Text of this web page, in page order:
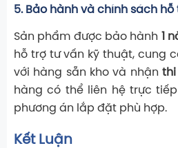
5. Bảo hành và chính sách hỗ
Sản phẩm được bảo hành 1
hỗ trợ tư vấn kỹ thuật, cung
với hàng sẵn kho và nhận thi
hàng có thể liên hệ trực
phương án lắp đặt phù hợp.
Kết Luận